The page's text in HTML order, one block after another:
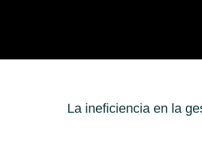
La ineficiencia en la